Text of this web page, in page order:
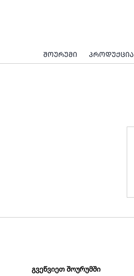
ᲨᲝᲣᲠᲣᲛᲘ ᲞᲠᲝᲓᲣᲥᲪᲘᲐ
ᲒᲕᲔᲬᲕᲘᲔᲗ ᲨᲝᲣᲠᲣᲛᲨᲘ